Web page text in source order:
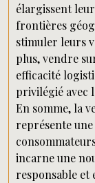
élargissent
frontières
stimuler leurs
plus, vendre
efficacité
privilégié avec
En somme, la
représente
incarne une
responsable et